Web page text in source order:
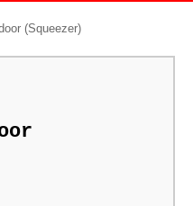
(Squeezer)